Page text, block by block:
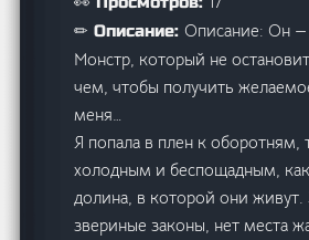
✏ Описание:Описание: Он
Монстр, который не
чем, чтобы получить
меня…
Я попала в плен к оборотням,
холодным и беспощадным,
долина, в которой они живут.
звериные законы, нет места